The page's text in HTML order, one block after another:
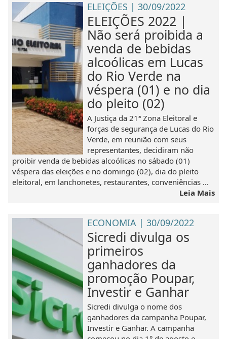
ELEIÇÕES | 30/09/2022
ELEIÇÕES 2022 |
Não será proibida a
venda de bebidas
alcoólicas em Lucas
do Rio Verde na
véspera (01) e no dia
do pleito (02)
A Justiça da 21ª Zona Eleitoral e
forças de segurança de Lucas do Rio
Verde, em reunião com seus
representantes, decidiram não
proibir venda de bebidas alcoólicas no sábado (01)
véspera das eleições e no domingo (02), dia do pleito
eleitoral, em lanchonetes, restaurantes, conveniências ...
Leia Mais
ECONOMIA | 30/09/2022
Sicredi divulga os
primeiros
ganhadores da
promoção Poupar,
Investir e Ganhar
Sicredi divulga o nome dos
ganhadores da campanha Poupar,
Investir e Ganhar. A campanha